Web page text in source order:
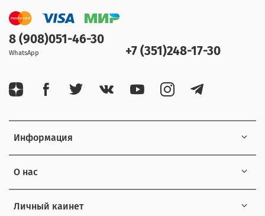
Информация
О нас
Личный каинет
8 (908)051-46-30
WhatsApp +7 (351)248-17-30